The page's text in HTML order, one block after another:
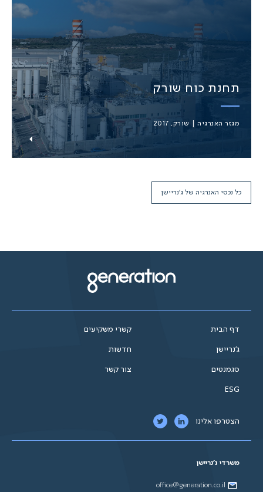
תחנת כוח שורק
מגזר האנרגיה | שורק, 2017
כל נכסי האנרגיה של ג’נריישן
דף הבית
ג'נריישן
סגמנטים
ESG
קשרי משקיעים
חדשות
צור קשר
הצטרפו אלינו
משרדי ג'נריישן
office@generation.co.il